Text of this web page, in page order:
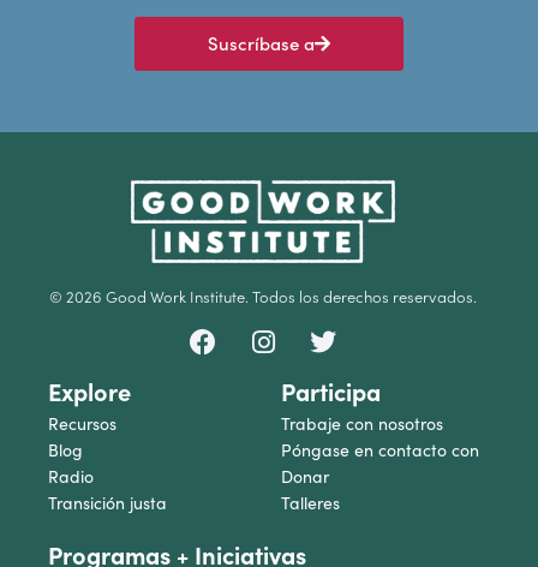
Suscríbase a
© 2026 Good Work Institute. Todos los derechos reservados.
Explore
Recursos
Blog
Radio
Transición justa
Participa
Trabaje con nosotros
Póngase en contacto con
Donar
Talleres
Programas + Iniciativas